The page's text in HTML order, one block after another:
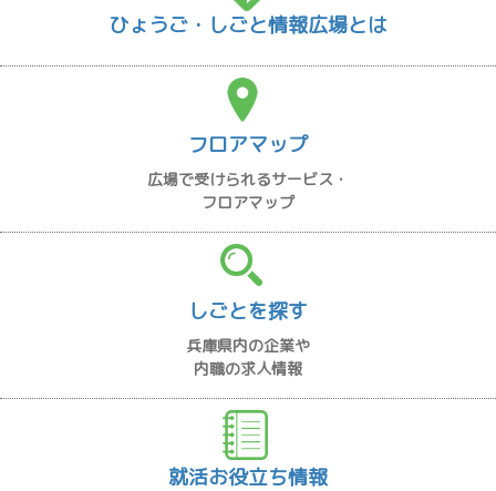
ひょうご・しごと情報広場とは
フロアマップ
広場で受けられるサービス・
フロアマップ
しごとを探す
兵庫県内の企業や
内職の求人情報
就活お役立ち情報